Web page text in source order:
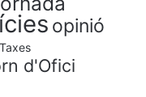
opinió
Taxes
d'Ofici